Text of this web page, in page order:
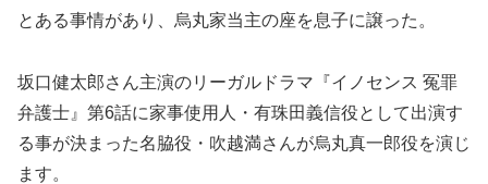
とある事情があり、烏丸家当主の座を息子に譲った。
坂口健太郎さん主演のリーガルドラマ『イノセンス 冤罪
弁護士』第6話に家事使用人・有珠田義信役として出演す
る事が決まった名脇役・吹越満さんが烏丸真一郎役を演じ
ます。